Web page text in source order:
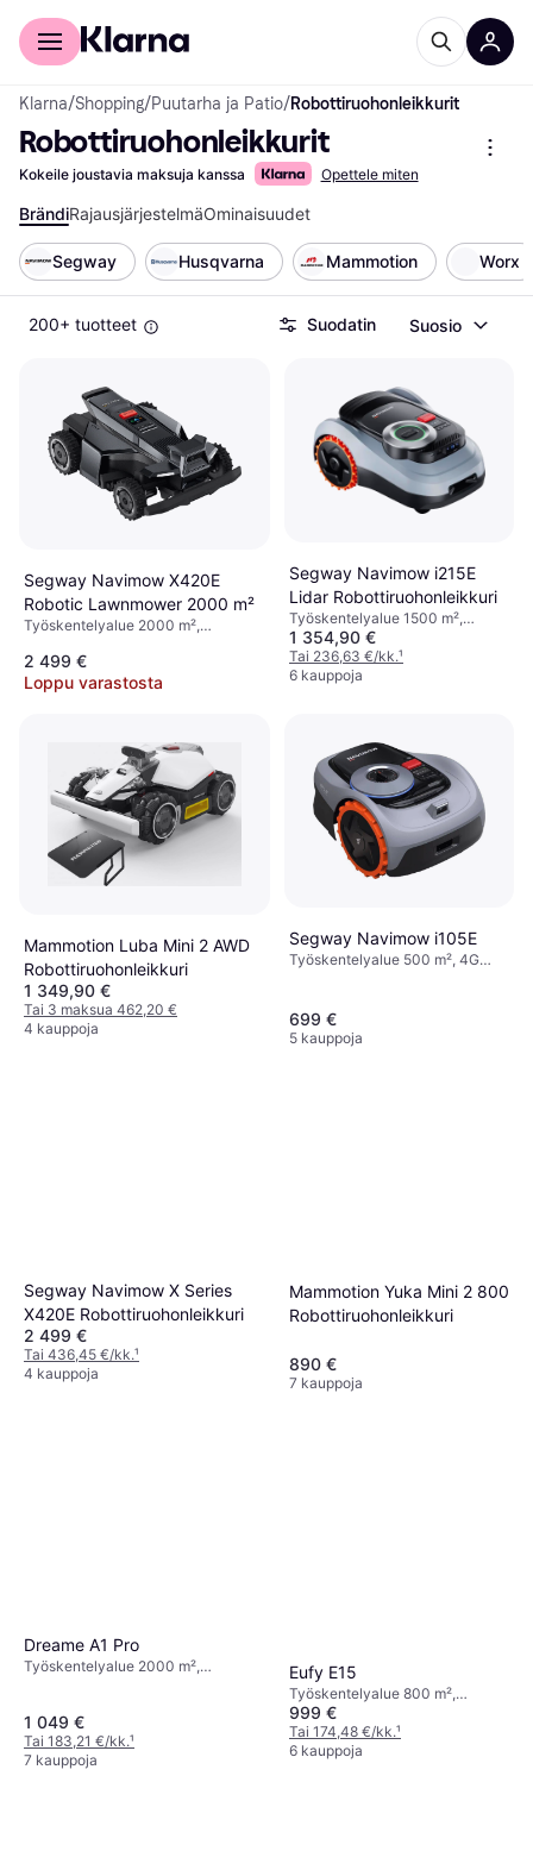
Kuluttajille
Klarna/Shopping/Puutarha ja Patio/Robottiruohonleikkurit
Robottiruohonleikkurit
Kokeile joustavia maksuja kanssa Opettele miten
BrändiRajausjärjestelmäOminaisuudet
Segway Husqvarna Mammotion Worx
200+ tuotteet Suodatin Suosio
Segway Navimow X420E
Robotic Lawnmower 2000 m²
Työskentelyalue 2000 m²,
Sadesensori, Leikkausleveys 43 cm
2 499 €
Loppu varastosta
Segway Navimow i215E
Lidar Robottiruohonleikkuri
Työskentelyalue 1500 m²,
Leikkausleveys 22 cm
1 354,90 €
Tai 236,63 €/kk.¹
6 kauppoja
Mammotion Luba Mini 2 AWD
Robottiruohonleikkuri
1 349,90 €
Tai 3 maksua 462,20 €
4 kauppoja
Segway Navimow i105E
Työskentelyalue 500 m², 4G
699 €
5 kauppoja
Segway Navimow X Series
X420E Robottiruohonleikkuri
2 499 €
Tai 436,45 €/kk.¹
4 kauppoja
Mammotion Yuka Mini 2 800
Robottiruohonleikkuri
890 €
7 kauppoja
Dreame A1 Pro
Työskentelyalue 2000 m²,
1 049 €
Tai 183,21 €/kk.¹
7 kauppoja
Eufy E15
Työskentelyalue 800 m²,
Sadesensori, Näyttö, GPS, 4G
Tuki, Ajastimen Asetus,
Leikkausleveys 20.3 cm
999 €
Tai 174,48 €/kk.¹
6 kauppoja